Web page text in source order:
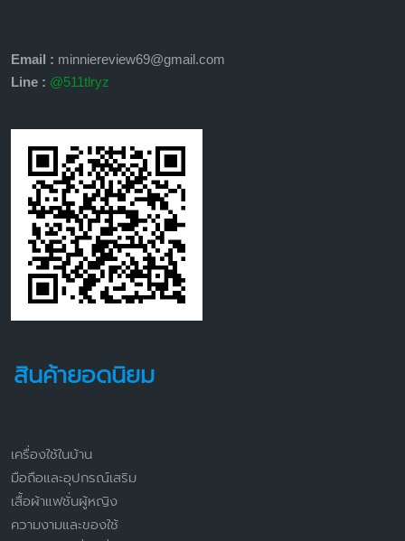
Email : minniereview69@gmail.com
Line : @511tlryz
สินค้ายอดนิยม
เครื่องใช้ในบ้าน
มือถือและอุปกรณ์เสริม
เสื้อผ้าแฟชั่นผู้หญิง
ความงามและของใช้